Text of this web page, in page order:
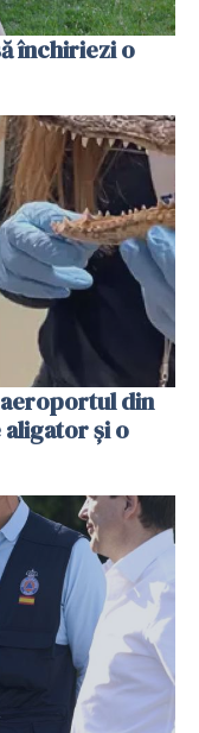
închiriezi o
din
aligator și o